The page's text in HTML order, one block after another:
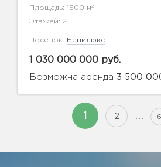
Площадь: 1500 м 2
Этажей: 2
Посёлок: Бенилюкс
1 030 000 000 руб.
Возможна аренда 3 500
2 … 6